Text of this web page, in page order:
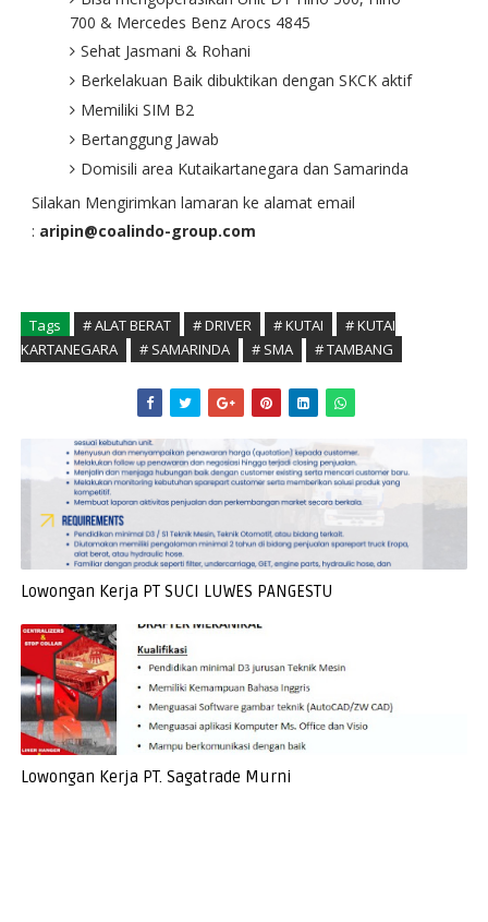
700 & Mercedes Benz Arocs 4845
Sehat Jasmani & Rohani
Berkelakuan Baik dibuktikan dengan SKCK aktif
Memiliki SIM B2
Bertanggung Jawab
Domisili area Kutaikartanegara dan Samarinda
Silakan Mengirimkan lamaran ke alamat email
: aripin@coalindo-group.com
Tags # ALAT BERAT # DRIVER # KUTAI
# KUTAI
KARTANEGARA
# SAMARINDA # SMA # TAMBANG
Lowongan Kerja PT SUCI LUWES PANGESTU
Lowongan Kerja PT. Sagatrade Murni